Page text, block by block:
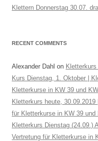
Klettern Donnerstag 30.07.
RECENT COMMENTS
Alexander Dahl on
Kurs Dienstag, 1. Oktober |
Kletterkurse in KW 39 und
Kletterkurs heute,
für Kletterkurse in KW 39 und
Kletterkurs Dienstag (24.09.)
Vertretung für Kletterkurse in